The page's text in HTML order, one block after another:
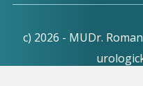
c) 2026 - MUDr.